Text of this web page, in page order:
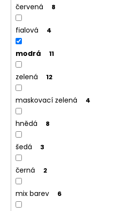
červená 8
fialová 4
modrá 11
zelená 12
maskovací zelená 4
hnědá 8
šedá 3
černá 2
mix barev 6